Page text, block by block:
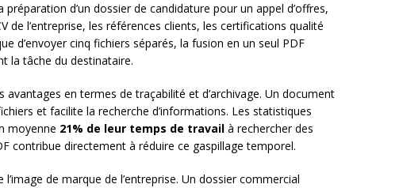
d’un dossier de candidature pour un appel d’offres,
de l’entreprise, les références clients, les certifications qualité
d’envoyer cinq fichiers séparés, la fusion en un seul PDF
la tâche du destinataire.
en termes de traçabilité et d’archivage. Un document
et facilite la recherche d’informations. Les statistiques
moyenne 21% de leur temps de travail à rechercher des
contribue directement à réduire ce gaspillage temporel.
de marque de l’entreprise. Un dossier commercial